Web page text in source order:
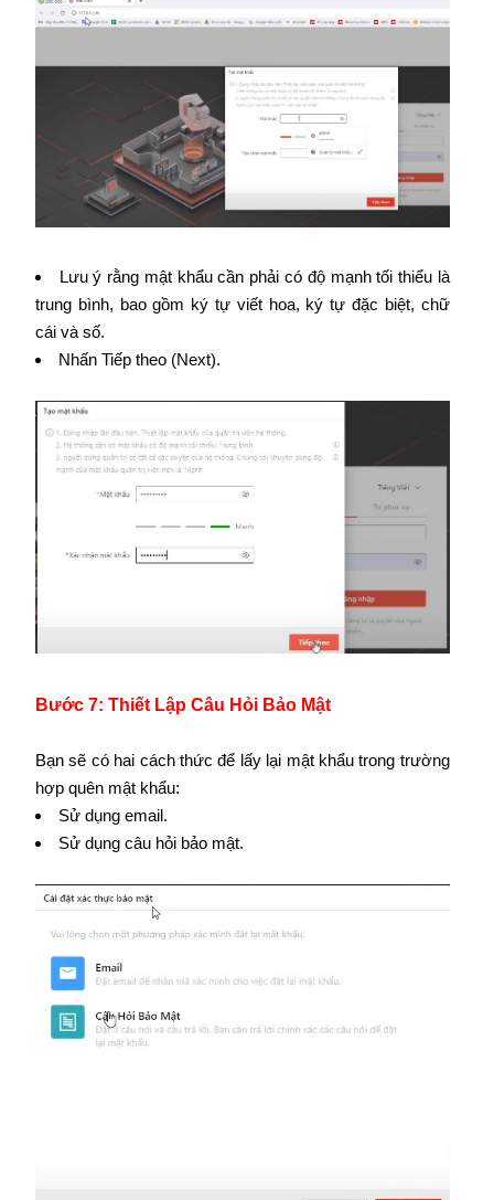
Lưu ý rằng mật khẩu cần phải có độ mạnh tối thiểu là
trung bình, bao gồm ký tự viết hoa, ký tự đặc biệt, chữ
cái và số.
Nhấn Tiếp theo (Next).
Bước 7: Thiết Lập Câu Hỏi Bảo Mật
Bạn sẽ có hai cách thức để lấy lại mật khẩu trong trường
hợp quên mật khẩu:
Sử dụng email.
Sử dụng câu hỏi bảo mật.